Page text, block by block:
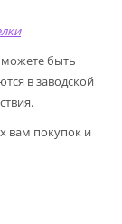
быть
в заводской
вам покупок и